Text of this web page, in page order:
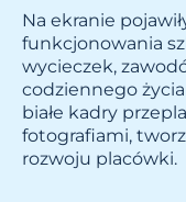
Na ekranie
funkcjonowania
wycieczek,
codziennego
białe kadry
fotografiami,
rozwoju placówki.